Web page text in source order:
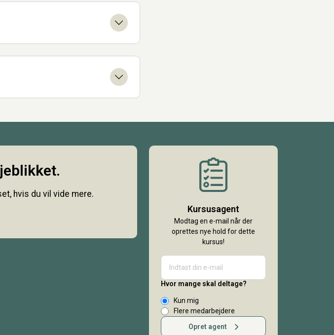
hvis du vil vide mere.
Kursusagent
Modtag en e-mail når der
oprettes nye hold for dette
kursus!
Hvor mange skal deltage?
Kun mig
Flere medarbejdere
Opret agent